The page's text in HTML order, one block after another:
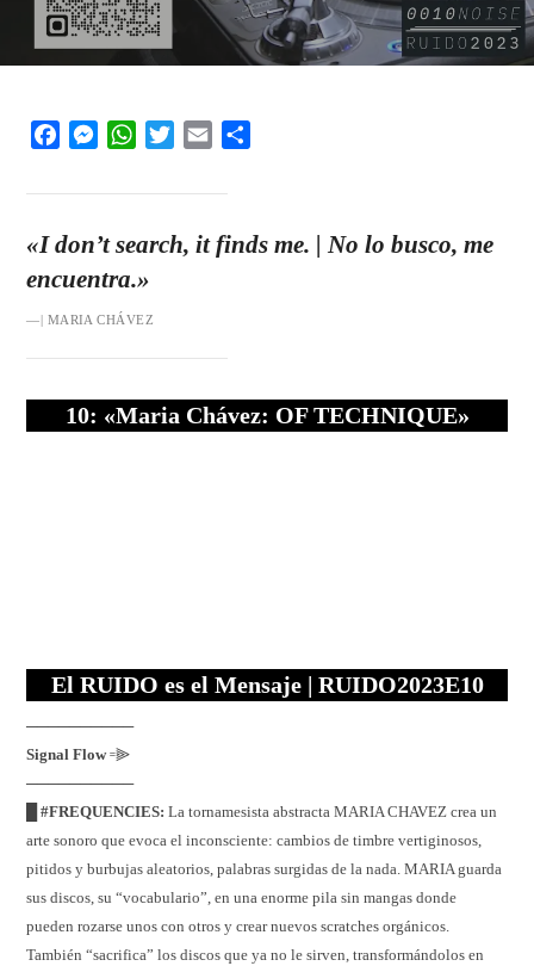
FacebookMessengerWhatsAppTwitterEmail
«I don’t search, it finds me. | No lo busco, me
encuentra.»
—| MARIA CHÁVEZ
10: «Maria Chávez: OF TECHNIQUE»
El RUIDO es el Mensaje | RUIDO2023E10
──────────
Signal Flow꞊⫸
──────────
#FREQUENCIES:La tornamesista abstracta MARIA CHAVEZ crea un
arte sonoro que evoca el inconsciente: cambios de timbre vertiginosos,
pitidos y burbujas aleatorios, palabras surgidas de la nada. MARIA guarda
sus discos, su “vocabulario”, en una enorme pila sin mangas donde
pueden rozarse unos con otros y crear nuevos scratches orgánicos.
También “sacrifica” los discos que ya no le sirven, transformándolos en